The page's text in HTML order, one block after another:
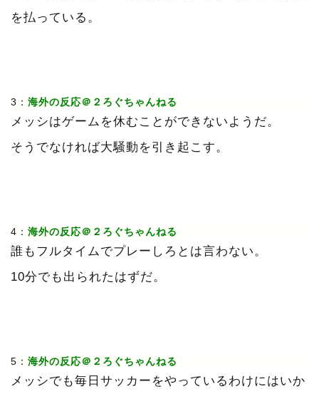
を払っている。
3： 海外の反応＠２ろぐちゃんねる
メッシはゲームを休むことができないようだ。
そうでなければ大騒動を引き起こす。
4： 海外の反応＠２ろぐちゃんねる
誰もフルタイムでプレーしろとは言わない。
10分でも出られたはずだ。
5： 海外の反応＠２ろぐちゃんねる
メッシでも毎日サッカーをやっているわけにはいか